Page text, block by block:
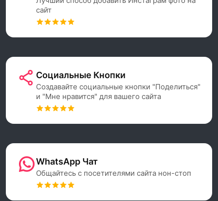
сайт
Социальные Кнопки
Создавайте социальные кнопки "Поделиться"
и "Мне нравится" для вашего сайта
WhatsApp Чат
Общайтесь с посетителями сайта нон-стоп